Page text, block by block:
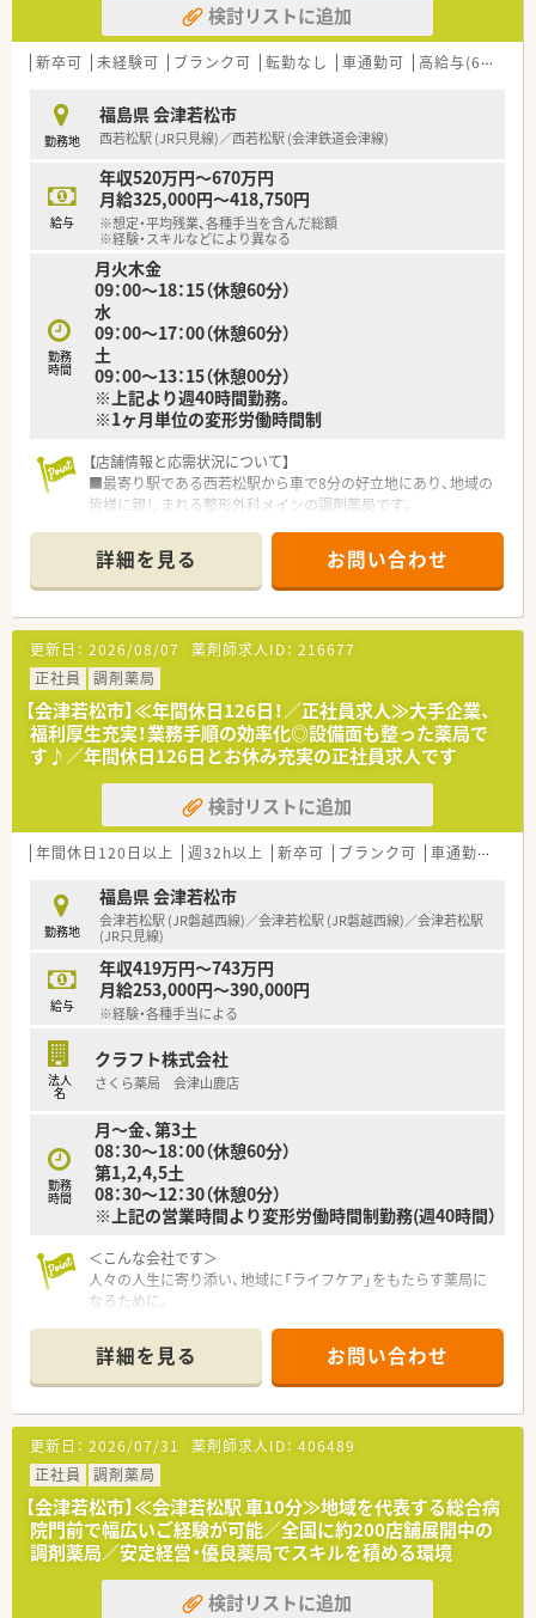
【やりがい/おすすめポイント】
■ドクターとの信頼関係のもと、安心して調剤や疑義照会に取り
組むことができます。まだお若いドクターのため息が長い経営
■スタッフ全員が協力して一つの課題を成し遂げる風土があり、
仲間と連携しながら仕事を進める喜びを実感できます。
■地域医療と一言で言ってもそのアプローチ方法は様々です。本
来のあるべき医療に関して考え、実践できる風土があります。
【法人特徴について】
■福島県内の会津エリアを中心に店舗展開しており、地域に深く
根ざした医療サービスを提供する密着型企業です。
■代表は40代前半と若く、現場スタッフとの意見交換もスムー
ズに行うことができる風通しの良い組織風土が魅力です。
■学ぶ意欲を全面的にバックアップする社風があり、薬剤師会へ
の加入費用補助や勉強会の開催などを積極的に行っています。
検討リストに追加
新卒可 未経験可 ブランク可 転勤なし 車通勤可 高給与(600万円以上)
勤務地
福島県 会津若松市
西若松駅 (JR只見線)／西若松駅 (会津鉄道会津線)
給与
年収520万円～670万円
月給325,000円～418,750円
※想定・平均残業、各種手当を含んだ総額
※経験・スキルなどにより異なる
勤務
時間
月火木金
09：00～18：15（休憩60分）
水
09：00～17：00（休憩60分）
土
09：00～13：15（休憩00分）
※上記より週40時間勤務。
※1ヶ月単位の変形労働時間制
【店舗情報と応需状況について】
■最寄り駅である西若松駅から車で8分の好立地にあり、地域の
皆様に親しまれる整形外科メインの調剤薬局です。
在宅も実施しており、他店舗も近いため、様々経験できる環境で
す。
■店舗の勤務人数は、常勤の薬剤師2名、常時2名体制に加えて事
務員2名が在籍し、お互いを支え合っています。
【こんな方が活躍中】
■平均年齢37歳と若手から中堅までの薬剤師がバランスよく在
籍しており、それぞれの得意分野を活かして活躍しています。
■10年勤務割合が66.7%と非常に高い定着率を誇っており、幅広
い世代 of のスタッフが安定してキャリアを築いています。
■仕事だけでなく地域の人々との関わりを大切にし、主体的に周
りのサポートへ取り組むスタッフが多く在籍しています。
【やりがい/おすすめポイント】
■ドクターとの信頼関係のもと、安心して調剤や疑義照会に取り
基盤があります。
■スタッフ全員が協力して一つの課題を成し遂げる風土があり、
仲間と連携しながら仕事を進める喜びを実感できます。
■地域医療と一言で言ってもそのアプローチ方法は様々です。本
来のあるべき医療に関して考え、実践できる風土があります。
【法人特徴について】
根ざした医療サービスを提供する密着型企業です。
■代表は40代前半と若く、現場スタッフとの意見交換もスムー
■学ぶ意欲を全面的にバックアップする社風があり、薬剤師会へ
の加入費用補助や勉強会の開催などを積極的に行っています。
詳細を見る お問い合わせ
更新日： 2026/08/07 薬剤師求人ID： 216677
正社員
調剤薬局
【会津若松市】≪年間休日126日！／正社員求人≫大手企業、
福利厚生充実！業務手順の効率化◎設備面も整った薬局で
す♪／年間休日126日とお休み充実の正社員求人です
検討リストに追加
年間休日120日以上 週32h以上 新卒可 ブランク可 車通勤可
勤務地
福島県 会津若松市
会津若松駅 (JR磐越西線)／会津若松駅 (JR磐越西線)／会津若松駅
(JR只見線)
給与
年収419万円～743万円
月給253,000円～390,000円
※経験・各種手当による
法人
名
クラフト株式会社
さくら薬局 会津山鹿店
勤務
時間
月～金、第3土
08：30～18：00（休憩60分）
第1,2,4,5土
08：30～12：30（休憩0分）
※上記の営業時間より変形労働時間制勤務(週40時間）
＜こんな会社です＞
人々の人生に寄り添い、地域に「ライフケア」をもたらす薬局に
なるために。
りひとりの人生に寄り添い、質の高い医療サービスを届ける薬剤
師を求め育てています。
＜特徴・ポイントのご紹介＞
★薬剤師を守る独自システム
業務をサポートするために様々なシステムを独自開発していま
す。
その一つが約20年前から導入され、進化を続けている調剤シス
テム「SPITS」。
処方箋受付から一連の調剤業務を連動させ、業務効率化を図るほ
か、
調剤過誤防止機能を高め、患者様と働くスタッフを守っていま
詳細を見る お問い合わせ
更新日： 2026/07/31 薬剤師求人ID： 406489
正社員
調剤薬局
【会津若松市】≪会津若松駅 車10分≫地域を代表する総合病
院門前で幅広いご経験が可能／全国に約200店舗展開中の
調剤薬局／安定経営・優良薬局でスキルを積める環境
検討リストに追加